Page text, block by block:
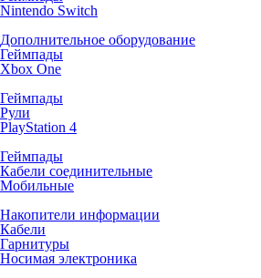
Nintendo Switch
Дополнительное оборудование
Геймпады
Xbox One
Геймпады
Рули
PlayStation 4
Геймпады
Кабели соединительные
Мобильные
Накопители информации
Кабели
Гарнитуры
Носимая электроника